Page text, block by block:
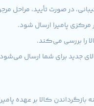
در صورت تأیید، مراحل
پامیرا ارسال شود.
را بررسی می‌کند.
جدید برای شما ارسال
کالا بر عهده